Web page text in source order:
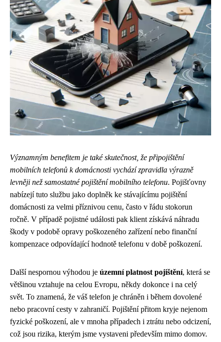
Významným benefitem je také skutečnost, že připojištění
mobilních telefonů k domácnosti vychází zpravidla výrazně
levněji než samostatné pojištění mobilního telefonu. Pojišťovny
nabízejí tuto službu jako doplněk ke stávajícímu pojištění
domácnosti za velmi příznivou cenu, často v řádu stokorun
ročně. V případě pojistné události pak klient získává náhradu
škody v podobě opravy poškozeného zařízení nebo finanční
kompenzace odpovídající hodnotě telefonu v době poškození.
Další nespornou výhodou je územní platnost pojištění, která se
většinou vztahuje na celou Evropu, někdy dokonce i na celý
svět. To znamená, že váš telefon je chráněn i během dovolené
nebo pracovní cesty v zahraničí. Pojištění přitom kryje nejenom
fyzické poškození, ale v mnoha případech i ztrátu nebo odcizení,
což jsou rizika, kterým jsme vystaveni především mimo domov.